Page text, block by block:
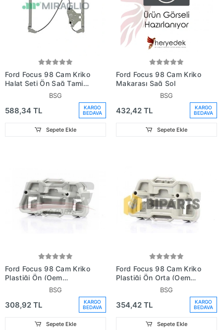
Ford Focus 98 Cam Kriko
Halat Seti Ön Sağ Tamir
BSG
588,34 TL
KARGO
BEDAVA
Sepete Ekle
Ford Focus 98 Cam Kriko
Makarası Sağ Sol
BSG
432,42 TL
KARGO
BEDAVA
Sepete Ekle
Ford Focus 98 Cam Kriko
Plastiği Ön (Oem
No:2M51A2320001Plst)
BSG
308,92 TL
KARGO
BEDAVA
Sepete Ekle
Ford Focus 98 Cam Kriko
Plastiği Ön Orta (Oem
No:2M51A2320001Plst)
BSG
354,42 TL
KARGO
BEDAVA
Sepete Ekle